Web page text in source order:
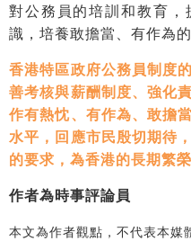
對公務員的培訓和教育
識，培養敢擔當、有作為
香港特區政府公務員制度
善考核與薪酬制度、強化
作有熱忱、有作為、敢擔
水平，回應市民殷切期待
的要求，為香港的長期繁
作者為時事評論員
本文為作者觀點，不代表本媒